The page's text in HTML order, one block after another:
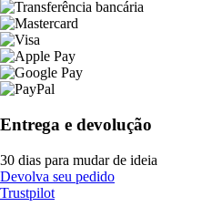
Entrega e devolução
30 dias para mudar de ideia
Devolva seu pedido
Trustpilot